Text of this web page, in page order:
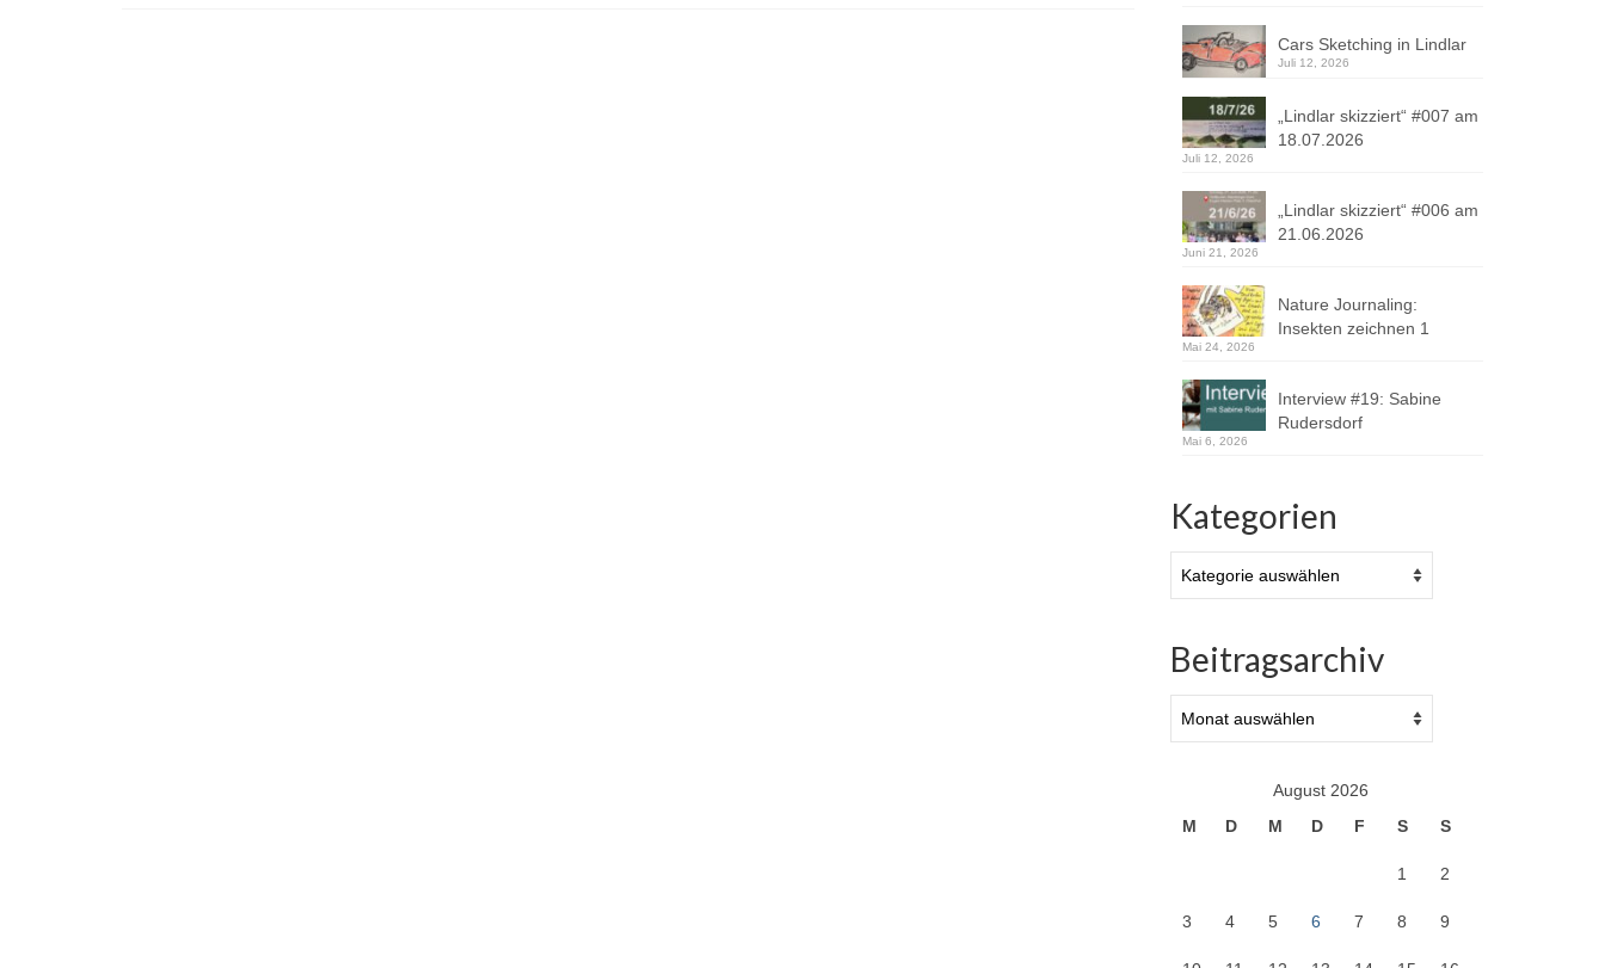
Cars Sketching in Lindlar
Juli 12, 2026
„Lindlar skizziert“ #007 am
18.07.2026
Juli 12, 2026
„Lindlar skizziert“ #006 am
21.06.2026
Juni 21, 2026
Nature Journaling:
Insekten zeichnen 1
Mai 24, 2026
Interview #19: Sabine
Rudersdorf
Mai 6, 2026
Kategorien
Beitragsarchiv
August 2026
M
D M D F S S
1 2
3 4 5 6 7 8 9